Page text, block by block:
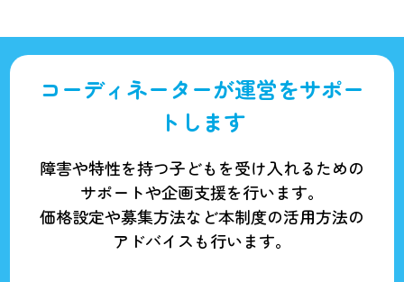
コーディネーターが運営をサポー
トします
障害や特性を持つ子どもを受け入れるための
サポートや企画支援を行います。
価格設定や募集方法など本制度の活用方法の
アドバイスも行います。